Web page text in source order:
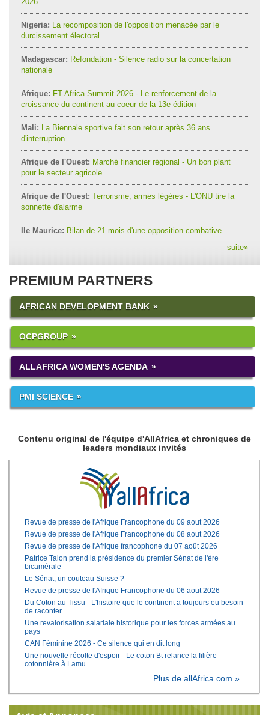
Nigeria: La recomposition de l'opposition menacée par le
durcissement électoral
Madagascar: Refondation - Silence radio sur la concertation
nationale
Afrique: FT Africa Summit 2026 - Le renforcement de la
croissance du continent au coeur de la 13e édition
Mali: La Biennale sportive fait son retour après 36 ans
d'interruption
Afrique de l'Ouest: Marché financier régional - Un bon plant
pour le secteur agricole
Afrique de l'Ouest: Terrorisme, armes légères - L'ONU tire la
sonnette d'alarme
Ile Maurice: Bilan de 21 mois d'une opposition combative
suite»
PREMIUM PARTNERS
AFRICAN DEVELOPMENT BANK
OCPGROUP
ALLAFRICA WOMEN'S AGENDA
PMI SCIENCE
Contenu original de l'équipe d'AllAfrica et chroniques de
leaders mondiaux invités
Revue de presse de l'Afrique Francophone du 09 aout 2026
Revue de presse de l'Afrique Francophone du 08 aout 2026
Revue de presse de l'Afrique francophone du 07 août 2026
Patrice Talon prend la présidence du premier Sénat de l'ère
bicamérale
Le Sénat, un couteau Suisse ?
Revue de presse de l'Afrique Francophone du 06 aout 2026
Du Coton au Tissu - L'histoire que le continent a toujours eu besoin
de raconter
Une revalorisation salariale historique pour les forces armées au
pays
CAN Féminine 2026 - Ce silence qui en dit long
Une nouvelle récolte d'espoir - Le coton Bt relance la filière
cotonnière à Lamu
Plus de allAfrica.com »